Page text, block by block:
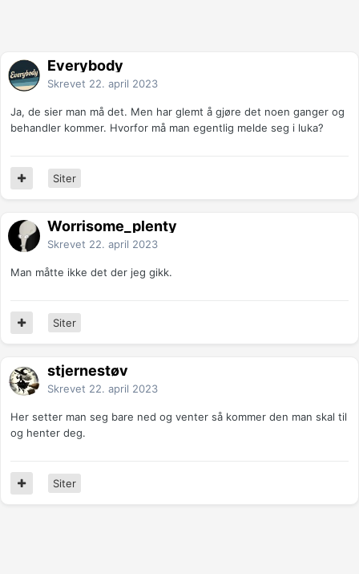
Everybody
Skrevet 22. april 2023
Ja, de sier man må det. Men har glemt å gjøre det noen ganger og
behandler kommer. Hvorfor må man egentlig melde seg i luka?
Siter
Worrisome_plenty
Skrevet 22. april 2023
Man måtte ikke det der jeg gikk.
Siter
stjernestøv
Skrevet 22. april 2023
Her setter man seg bare ned og venter så kommer den man skal til
og henter deg.
Siter